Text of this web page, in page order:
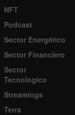
NFT
Podcast
Sector Energético
Sector Financiero
Sector
Tecnologico
Streamings
Terra